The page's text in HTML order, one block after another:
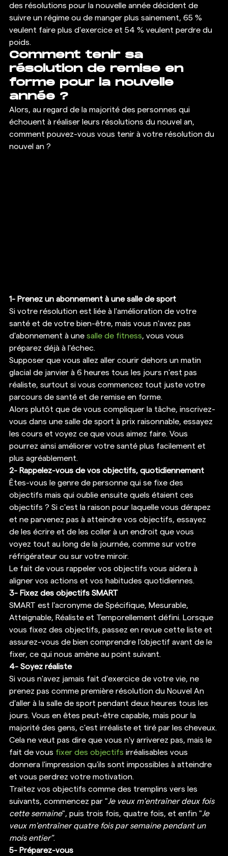
des résolutions pour la nouvelle année décident de
suivre un régime ou de manger plus sainement, 65 %
veulent faire plus d'exercice et 54 % veulent perdre du
poids.
Comment tenir sa
résolution de remise en
forme pour la nouvelle
année ?
Alors, au regard de la majorité des personnes qui
échouent à réaliser leurs résolutions du nouvel an,
comment pouvez-vous vous tenir à votre résolution du
nouvel an ?
1- Prenez un abonnement à une salle de sport
Si votre résolution est liée à l'amélioration de votre
santé et de votre bien-être, mais vous n'avez pas
d'abonnement à une salle de fitness, vous vous
préparez déjà à l'échec.
Supposer que vous allez aller courir dehors un matin
glacial de janvier à 6 heures tous les jours n'est pas
réaliste, surtout si vous commencez tout juste votre
parcours de santé et de remise en forme.
Alors plutôt que de vous compliquer la tâche, inscrivez-
vous dans une salle de sport à prix raisonnable, essayez
les cours et voyez ce que vous aimez faire. Vous
pourrez ainsi améliorer votre santé plus facilement et
plus agréablement.
2- Rappelez-vous de vos objectifs, quotidiennement
Êtes-vous le genre de personne qui se fixe des
objectifs mais qui oublie ensuite quels étaient ces
objectifs ? Si c'est la raison pour laquelle vous dérapez
et ne parvenez pas à atteindre vos objectifs, essayez
de les écrire et de les coller à un endroit que vous
voyez tout au long de la journée, comme sur votre
réfrigérateur ou sur votre miroir.
Le fait de vous rappeler vos objectifs vous aidera à
aligner vos actions et vos habitudes quotidiennes.
3- Fixez des objectifs SMART
SMART est l'acronyme de Spécifique, Mesurable,
Atteignable, Réaliste et Temporellement défini. Lorsque
vous fixez des objectifs, passez en revue cette liste et
assurez-vous de bien comprendre l'objectif avant de le
fixer, ce qui nous amène au point suivant.
4- Soyez réaliste
Si vous n'avez jamais fait d'exercice de votre vie, ne
prenez pas comme première résolution du Nouvel An
d'aller à la salle de sport pendant deux heures tous les
jours. Vous en êtes peut-être capable, mais pour la
majorité des gens, c'est irréaliste et tiré par les cheveux.
Cela ne veut pas dire que vous n'y arriverez pas, mais le
fait de vous fixer des objectifs irréalisables vous
donnera l'impression qu'ils sont impossibles à atteindre
et vous perdrez votre motivation.
Traitez vos objectifs comme des tremplins vers les
suivants, commencez par "Je veux m'entraîner deux fois
cette semaine", puis trois fois, quatre fois, et enfin "Je
veux m'entraîner quatre fois par semaine pendant un
mois entier".
5- Préparez-vous